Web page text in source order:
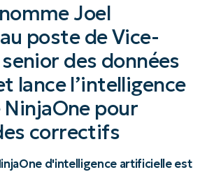
Joel
poste de Vice-
des données
lance l’intelligence
pour
correctifs
d'intelligence artificielle est